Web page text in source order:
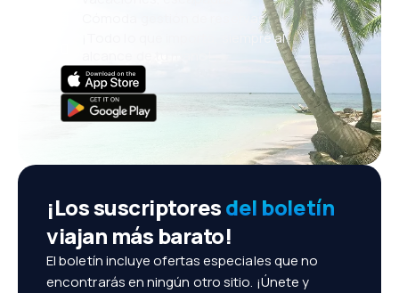
Cómoda gestión de reservas
¡Todo lo que importa, siempre al
¡Los suscriptoresdel boletín
viajan más barato!
El boletín incluye ofertas especiales que no
encontrarás en ningún otro sitio. ¡Únete y